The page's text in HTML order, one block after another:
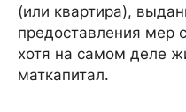
(или квартира),
предоставления мер
хотя на самом деле
маткапитал.